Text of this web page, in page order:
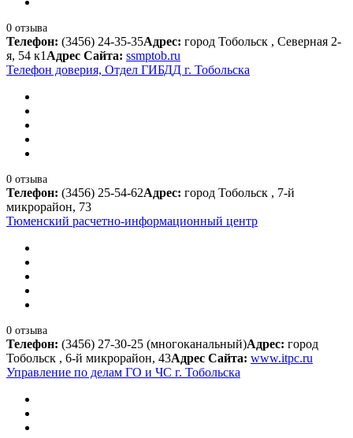
0 отзыва
Телефон: (3456) 24-35-35Адрес: город Тобольск , Северная 2-
я, 54 к1 Адрес Сайта: ssmptob.ru
Телефон доверия, Отдел ГИБДД г. Тобольска
0 отзыва
Телефон: (3456) 25-54-62Адрес: город Тобольск , 7-й
микрорайон, 73
Тюменский расчетно-информационный центр
0 отзыва
Телефон: (3456) 27-30-25 (многоканальный)Адрес: город
Тобольск , 6-й микрорайон, 43Адрес Сайта: www.itpc.ru
Управление по делам ГО и ЧС г. Тобольска